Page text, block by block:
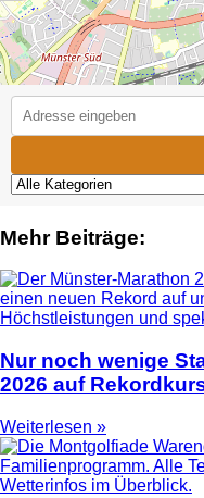
Mehr Beiträge:
Nur noch wenige
2026 auf
Weiterlesen »